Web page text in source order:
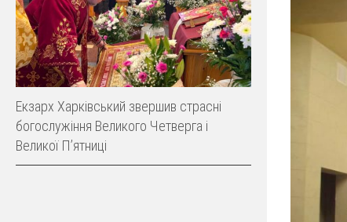
Екзарх Харківський звершив страсні
богослужіння Великого Четверга і
Великої Пʼятниці